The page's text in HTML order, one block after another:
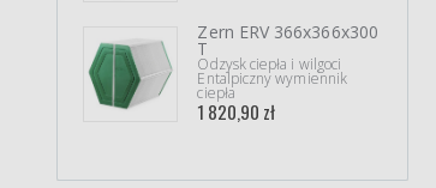
Zern ERV 366x366x300
T
Odzysk ciepła i wilgoci
Entalpiczny wymiennik
ciepła
1 820,90 zł